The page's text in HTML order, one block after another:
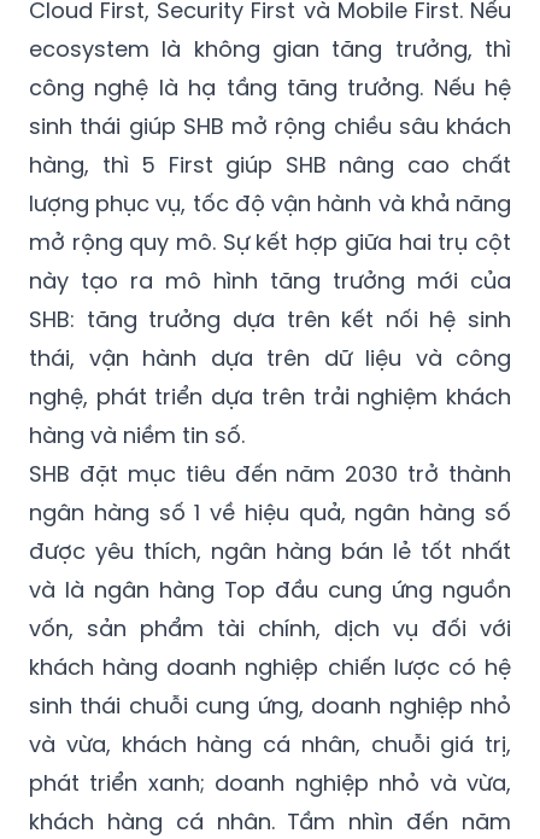
Cloud First, Security First và Mobile First. Nếu
ecosystem là không gian tăng trưởng, thì
công nghệ là hạ tầng tăng trưởng. Nếu hệ
sinh thái giúp SHB mở rộng chiều sâu khách
hàng, thì 5 First giúp SHB nâng cao chất
lượng phục vụ, tốc độ vận hành và khả năng
mở rộng quy mô. Sự kết hợp giữa hai trụ cột
này tạo ra mô hình tăng trưởng mới của
SHB: tăng trưởng dựa trên kết nối hệ sinh
thái, vận hành dựa trên dữ liệu và công
nghệ, phát triển dựa trên trải nghiệm khách
hàng và niềm tin số.
SHB đặt mục tiêu đến năm 2030 trở thành
ngân hàng số 1 về hiệu quả, ngân hàng số
được yêu thích, ngân hàng bán lẻ tốt nhất
và là ngân hàng Top đầu cung ứng nguồn
vốn, sản phẩm tài chính, dịch vụ đối với
khách hàng doanh nghiệp chiến lược có hệ
sinh thái chuỗi cung ứng, doanh nghiệp nhỏ
và vừa, khách hàng cá nhân, chuỗi giá trị,
phát triển xanh; doanh nghiệp nhỏ và vừa,
khách hàng cá nhân. Tầm nhìn đến năm